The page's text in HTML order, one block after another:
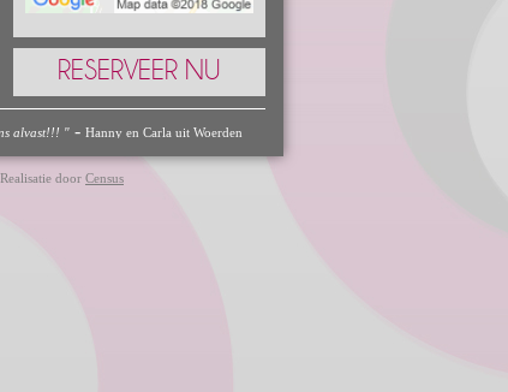
RESERVEER NU
alvast!!! " - Hanny en Carla uit Woerden
door Census